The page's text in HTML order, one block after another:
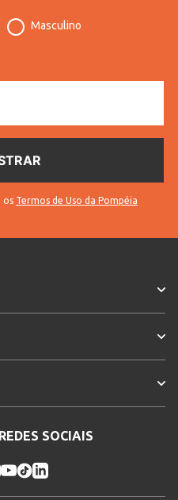
Masculino
os Termos de Uso da Pompéia
SOCIAIS